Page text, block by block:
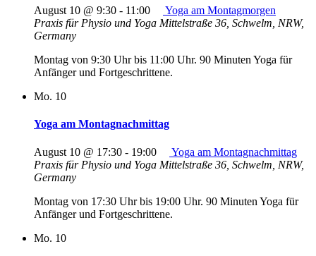
August 10 @ 9:30 - 11:00
Yoga am Montagmorgen
Praxis für Physio und Yoga Mittelstraße 36, Schwelm, NRW,
Germany
Montag von 9:30 Uhr bis 11:00 Uhr. 90 Minuten Yoga für
Anfänger und Fortgeschrittene.
Mo. 10
Yoga am Montagnachmittag
August 10 @ 17:30 - 19:00
Yoga am Montagnachmittag
Praxis für Physio und Yoga Mittelstraße 36, Schwelm, NRW,
Germany
Montag von 17:30 Uhr bis 19:00 Uhr. 90 Minuten Yoga für
Anfänger und Fortgeschrittene.
Mo. 10